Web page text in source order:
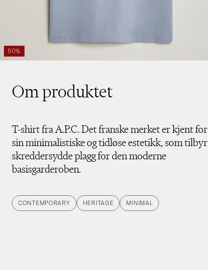
50%
Om produktet
T-shirt fra A.P.C. Det franske merket er kjent for
sin minimalistiske og tidløse estetikk, som tilbyr
skreddersydde plagg for den moderne
basisgarderoben.
CONTEMPORARY HERITAGE MINIMAL